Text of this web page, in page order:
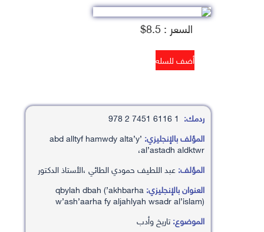
السعر : 8.5$
ردمك:
المؤلف بالإنجليزي: ’abd alltyf hamwdy alta’y
،al’astadh aldktwr
المؤلف:عبد اللطيف حمودي الطائي ،الأستاذ الدكتور
العنوان بالإنجليزي:qbylah dbah (’akhbarha
w’ash’aarha fy aljahlyah wsadr al’islam)
الموضوع:تاريخ وأدب